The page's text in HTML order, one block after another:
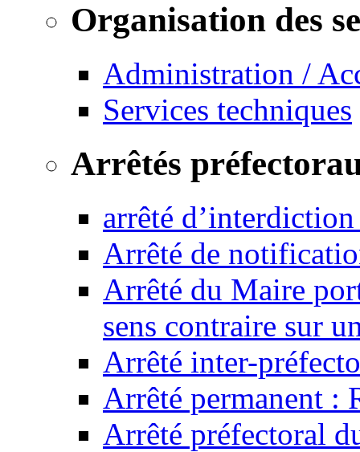
Organisation des
Administration /
Services techniques
Arrêtés
arrêté
Arrêté de
Arrêté du Maire
sens contraire sur
Arrêté inter-
Arrêté permanent :
Arrêté préfectoral